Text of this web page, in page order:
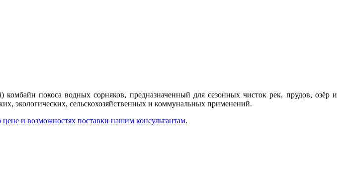
покоса водных сорняков, предназначенный для сезонных чисток рек, прудов, озёр и
экологических, сельскохозяйственных и коммунальных применений.
и возможностях поставки нашим консультантам.